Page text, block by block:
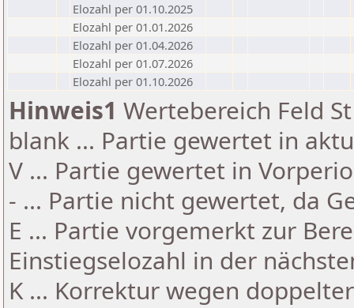
Elozahl per 01.10.2025
Elozahl per 01.01.2026
Elozahl per 01.04.2026
Elozahl per 01.07.2026
Elozahl per 01.10.2026
Hinweis1 Wertebereich Feld
blank ... Partie gewertet in
V ... Partie gewertet in
- ... Partie nicht gewertet, da
E ... Partie vorgemerkt zur
Einstiegselozahl in der
K ... Korrektur wegen